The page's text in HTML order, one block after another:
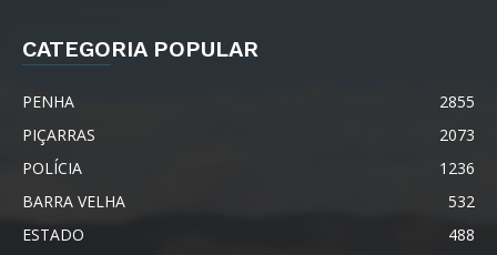
CATEGORIA POPULAR
PENHA
2855
PIÇARRAS
2073
POLÍCIA
1236
BARRA VELHA
532
ESTADO
488